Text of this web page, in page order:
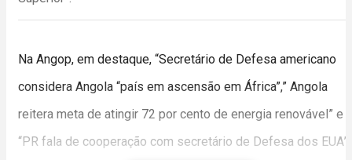
Na Angop, em destaque, “Secretário de Defesa americano
considera Angola “país em ascensão em África”,” Angola
reitera meta de atingir 72 por cento de energia renovável” e
“PR fala de cooperação com secretário de Defesa dos EUA”.